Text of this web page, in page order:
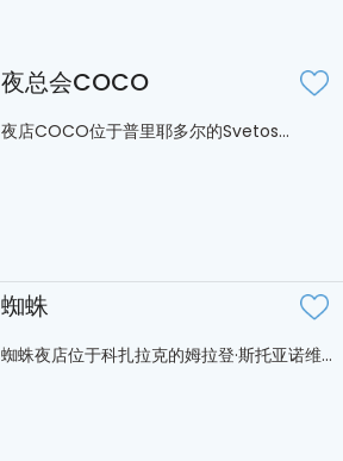
夜总会COCO
夜店COCO位于普里耶多尔的Svetos...
蜘蛛
蜘蛛夜店位于科扎拉克的姆拉登·斯托亚诺维...